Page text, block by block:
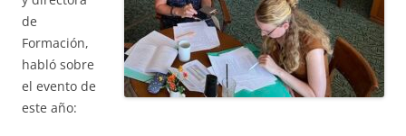
de
Formación,
habló sobre
el evento de
este año: